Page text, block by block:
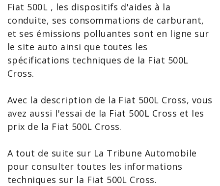
Fiat 500L , les dispositifs d'aides à la
conduite, ses consommations de carburant,
et ses émissions polluantes sont en ligne sur
le site auto ainsi que toutes les
spécifications techniques de la Fiat 500L
Cross.
Avec la description de la Fiat 500L Cross, vous
avez aussi l'essai de la Fiat 500L Cross et les
prix de la Fiat 500L Cross.
A tout de suite sur La Tribune Automobile
pour consulter toutes les informations
techniques sur la Fiat 500L Cross.